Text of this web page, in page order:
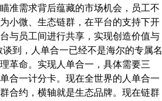
准需求背后蕴藏的市场机会，员工不
小微、生态链群，在平台的支持下开
与员工间进行共享，实现创造价值与
到，人单合一已经不是海尔的专属名
革命。实现人单合一，具体需要三
合一计分卡。现在全世界的人单合一
合约，横轴就是生态品牌。现在链群